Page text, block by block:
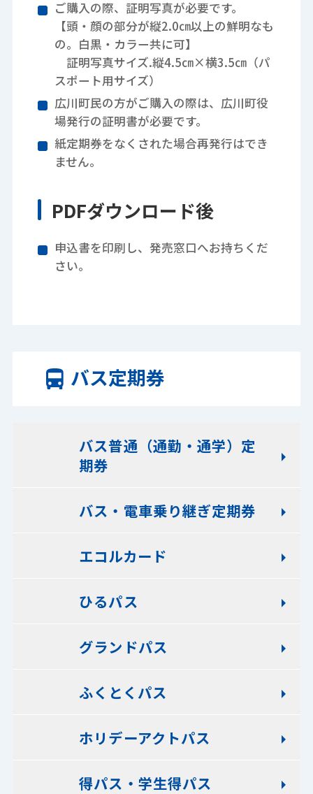
ご購入の際、証明写真が必要です。
【頭・顔の部分が縦2.0㎝以上の鮮明なも
の。白黒・カラー共に可】
証明写真サイズ.縦4.5㎝×横3.5㎝（パ
スポート用サイズ）
広川町民の方がご購入の際は、広川町役
場発行の証明書が必要です。
紙定期券をなくされた場合再発行はでき
ません。
PDFダウンロード後
申込書を印刷し、発売窓口へお持ちくだ
さい。
バス定期券
バス普通（通勤・通学）定
期券
バス・電車乗り継ぎ定期券
エコルカード
ひるパス
グランドパス
ふくとくパス
ホリデーアクトパス
得パス・学生得パス